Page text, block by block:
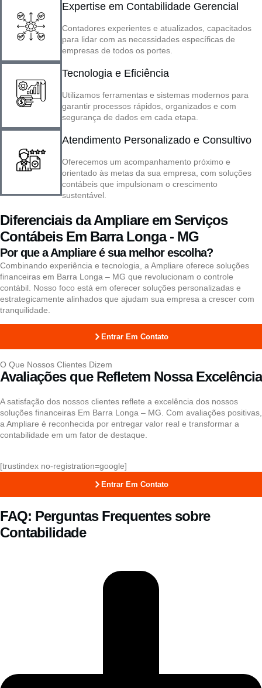
Expertise em Contabilidade Gerencial
Contadores experientes e atualizados, capacitados
para lidar com as necessidades específicas de
empresas de todos os portes.
Tecnologia e Eficiência
Utilizamos ferramentas e sistemas modernos para
garantir processos rápidos, organizados e com
segurança de dados em cada etapa.
Atendimento Personalizado e Consultivo
Oferecemos um acompanhamento próximo e
orientado às metas da sua empresa, com soluções
contábeis que impulsionam o crescimento
sustentável.
Diferenciais da Ampliare em Serviços
Contábeis Em Barra Longa - MG
Por que a Ampliare é sua melhor escolha?
Combinando experiência e tecnologia, a Ampliare oferece soluções
financeiras em Barra Longa – MG que revolucionam o controle
contábil. Nosso foco está em oferecer soluções personalizadas e
estrategicamente alinhados que ajudam sua empresa a crescer com
tranquilidade.
Entrar Em Contato
O Que Nossos Clientes Dizem
Avaliações que Refletem Nossa Excelência
A satisfação dos nossos clientes reflete a excelência dos nossos
soluções financeiras Em Barra Longa – MG. Com avaliações positivas,
a Ampliare é reconhecida por entregar valor real e transformar a
contabilidade em um fator de destaque.
[trustindex no-registration=google]
Entrar Em Contato
FAQ: Perguntas Frequentes sobre
Contabilidade